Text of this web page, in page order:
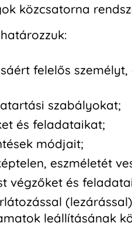
közcsatorna
felelős
szabályokat;
és feladataikat;
módjait;
eszméletét
végzőket és
leállításának